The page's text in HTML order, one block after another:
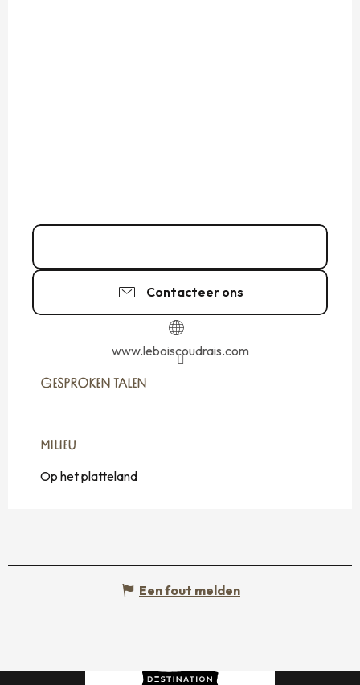
Contacteer ons
www.leboiscoudrais.com
GESPROKEN TALEN
GESPROKEN TALEN
MILIEU
MILIEU
Op het platteland
Een fout melden